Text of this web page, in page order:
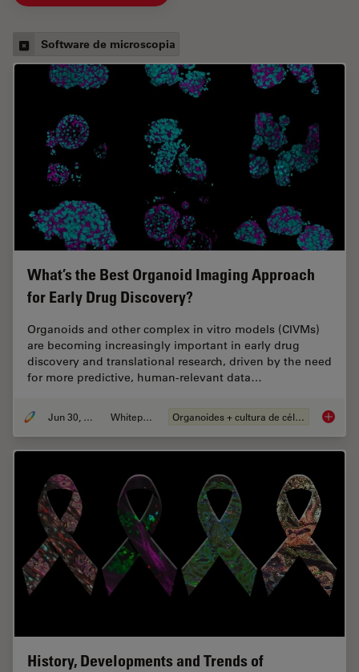
Software de microscopia
What’s the Best Organoid Imaging Approach
for Early Drug Discovery?
Organoids and other complex in vitro models (CIVMs)
are becoming increasingly important in early drug
discovery and translational research, driven by the need
for more predictive, human-relevant data…
Jun 30, 2026 Whitepaper Organoides + cultura de células 3D
History, Developments and Trends of